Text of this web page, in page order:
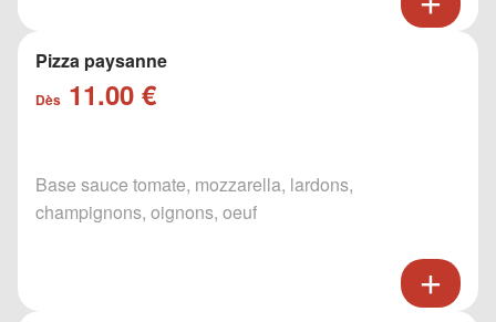
Pizza paysanne
Dès 11.00 €
Base sauce tomate, mozzarella, lardons,
champignons, oignons, oeuf